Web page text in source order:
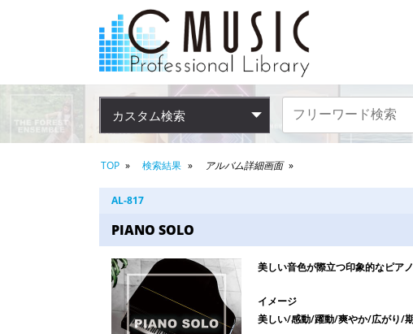
カスタム検索
TOP 検索結果 アルバム詳細画面
AL-817
PIANO SOLO
美しい音色が際立つ印象的なピア
イメージ
美しい/感動/躍動/爽やか/広がり/